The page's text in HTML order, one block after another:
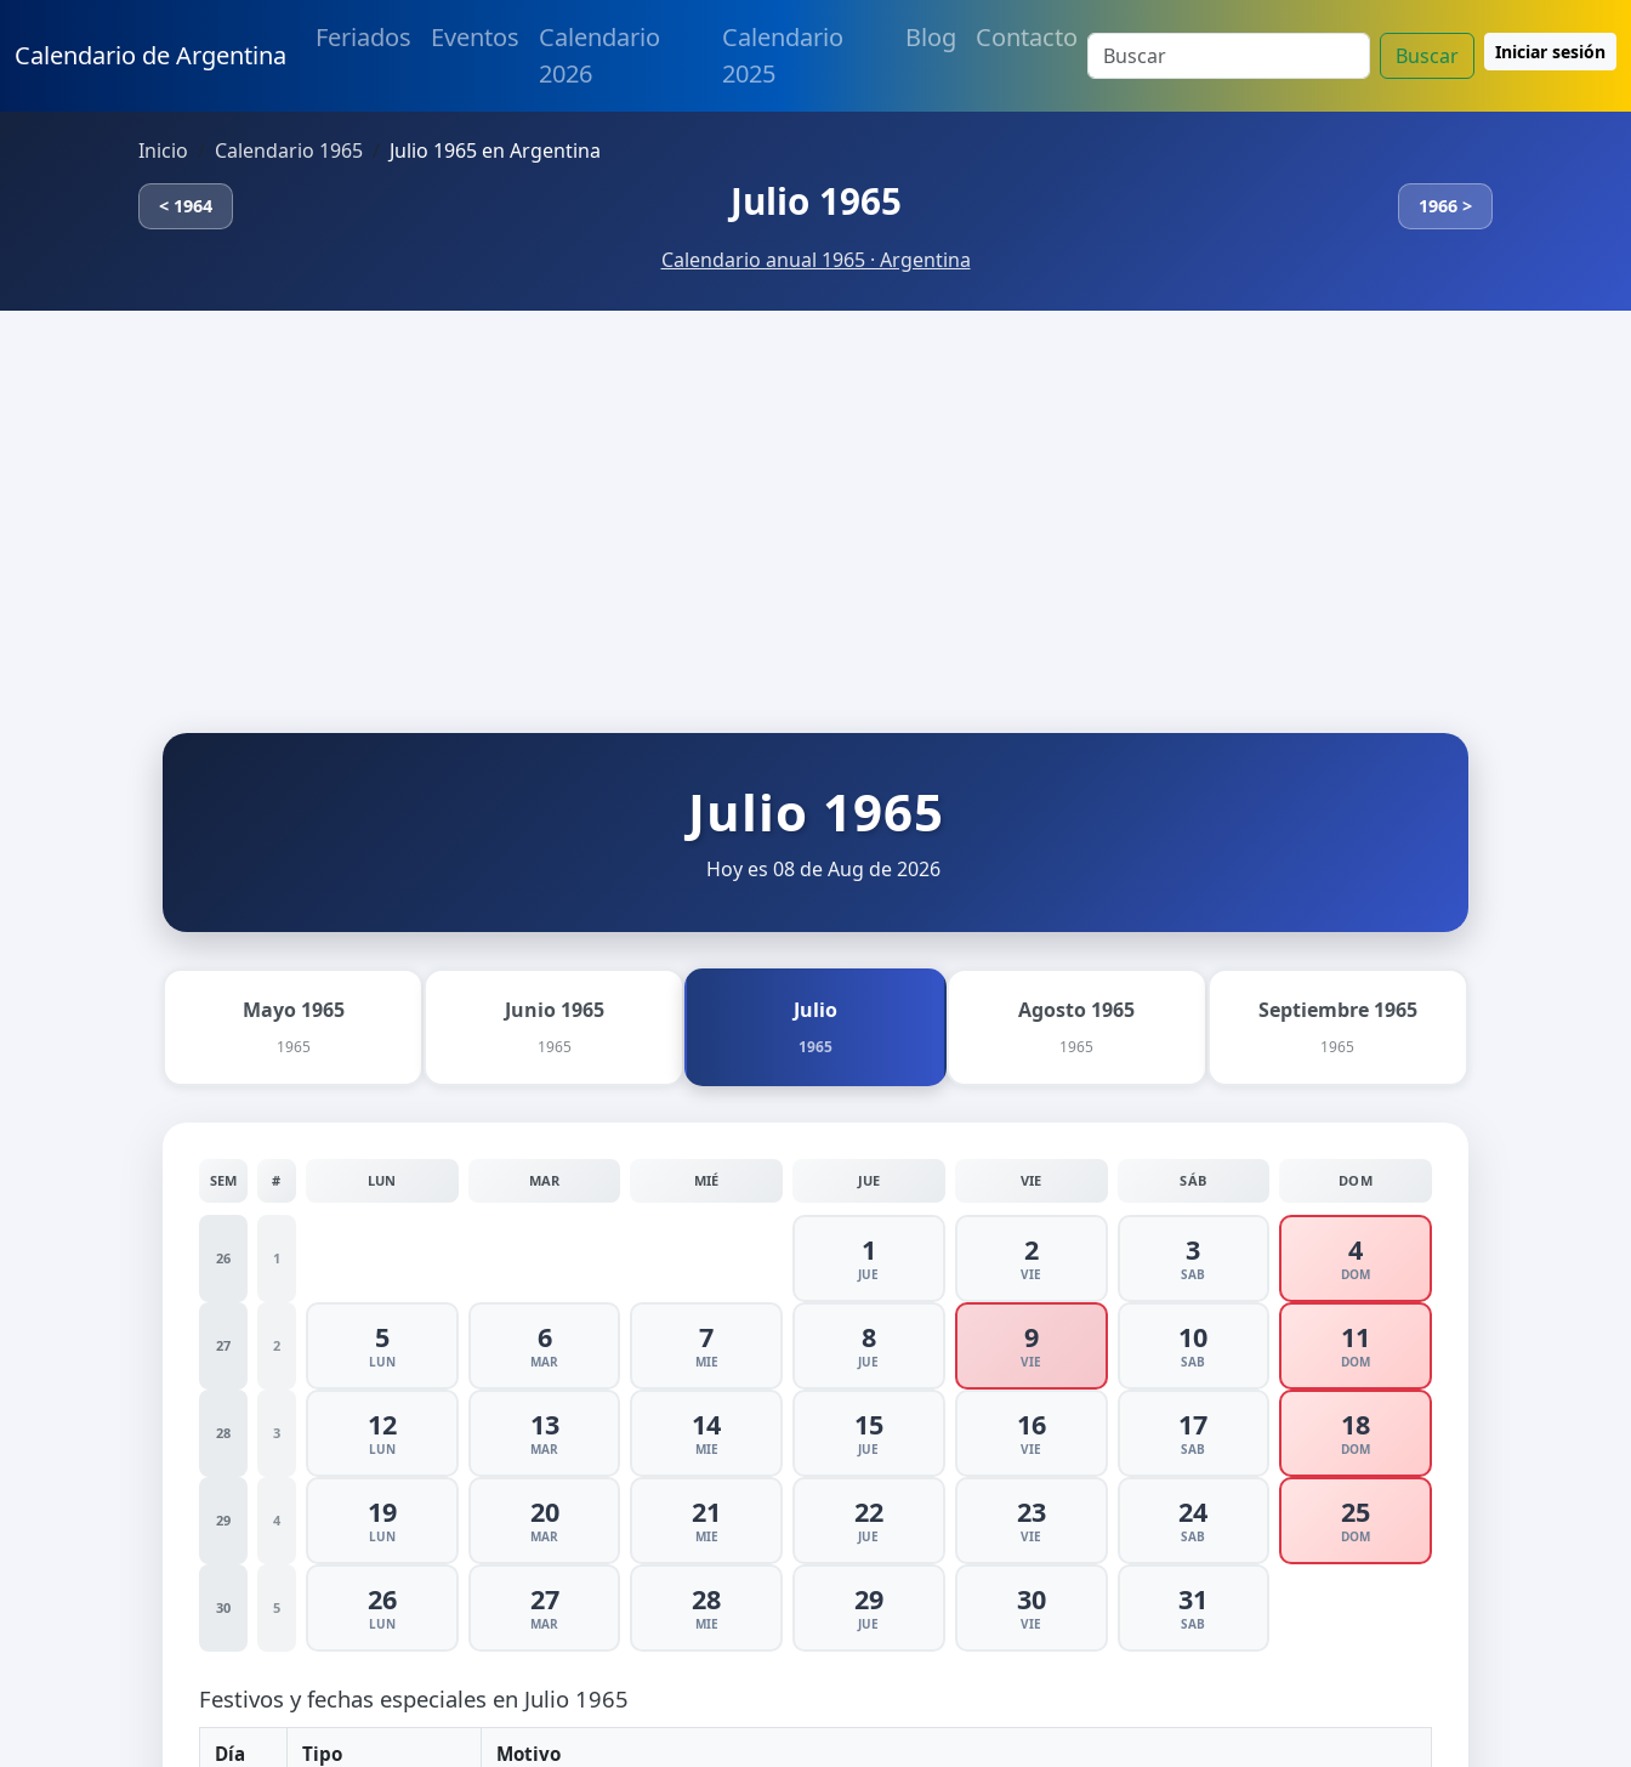
Calendario de Argentina
Feriados Eventos
Calendario
2026
Calendario
2025
Blog Contacto
Buscar Iniciar sesión
Inicio Calendario 1965 Julio 1965 en Argentina
< 1964 Julio 1965 1966 >
Calendario anual 1965 · Argentina
Julio 1965
Hoy es 08 de Aug de 2026
Mayo 1965
1965
Junio 1965
1965
Julio
1965
Agosto 1965
1965
Septiembre 1965
1965
SEM # LUN MAR MIÉ JUE VIE SÁB DOM
26 1 1
JUE
2
VIE
3
SAB
4
DOM
27 2 5
LUN
6
MAR
7
MIE
8
JUE
9
VIE
10
SAB
11
DOM
28 3 12
LUN
13
MAR
14
MIE
15
JUE
16
VIE
17
SAB
18
DOM
29 4 19
LUN
20
MAR
21
MIE
22
JUE
23
VIE
24
SAB
25
DOM
30 5 26
LUN
27
MAR
28
MIE
29
JUE
30
VIE
31
SAB
Festivos y fechas especiales en Julio 1965
Día Tipo Motivo